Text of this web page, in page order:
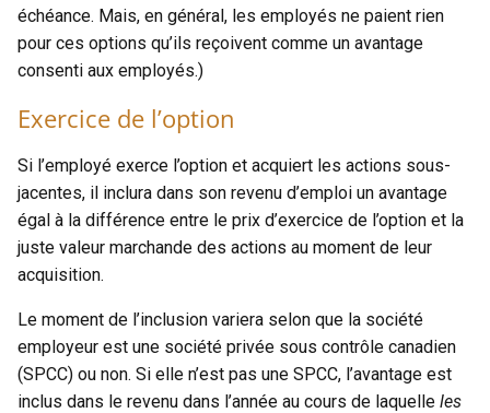
échéance. Mais, en général, les employés ne paient rien
pour ces options qu’ils reçoivent comme un avantage
consenti aux employés.)
Exercice de l’option
Si l’employé exerce l’option et acquiert les actions sous-
jacentes, il inclura dans son revenu d’emploi un avantage
égal à la différence entre le prix d’exercice de l’option et la
juste valeur marchande des actions au moment de leur
acquisition.
Le moment de l’inclusion variera selon que la société
employeur est une société privée sous contrôle canadien
(SPCC) ou non. Si elle n’est pas une SPCC, l’avantage est
inclus dans le revenu dans l’année au cours de laquelle les